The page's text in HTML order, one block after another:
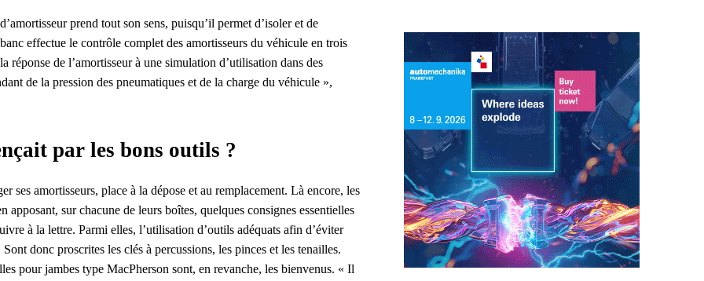
prend tout son sens, puisqu’il permet d’isoler et de
effectue le contrôle complet des amortisseurs du véhicule en trois
de l’amortisseur à une simulation d’utilisation dans des
de la pression des pneumatiques et de la charge du véhicule »,
par les bons outils ?
ses amortisseurs, place à la dépose et au remplacement. Là encore, les
sur chacune de leurs boîtes, quelques consignes essentielles
à la lettre. Parmi elles, l’utilisation d’outils adéquats afin d’éviter
donc proscrites les clés à percussions, les pinces et les tenailles.
pour jambes type MacPherson sont, en revanche, les bienvenus. « Il